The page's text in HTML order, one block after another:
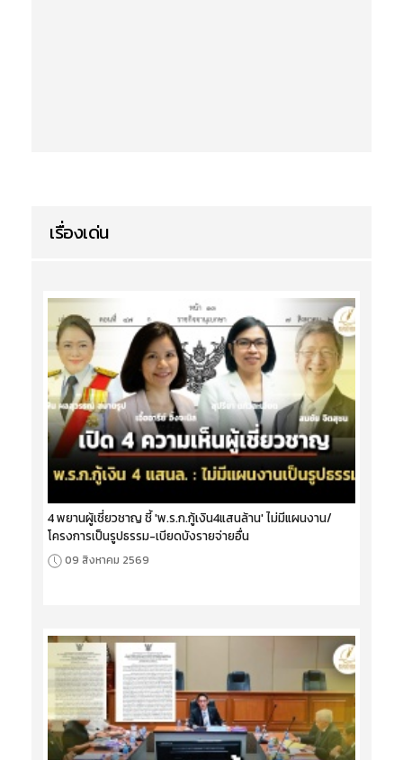
เรื่องเด่น
4 พยานผู้เชี่ยวชาญ ชี้ 'พ.ร.ก.กู้เงิน4แสนล้าน' ไม่มีแผนงาน/
โครงการเป็นรูปธรรม-เบียดบังรายจ่ายอื่น
09 สิงหาคม 2569